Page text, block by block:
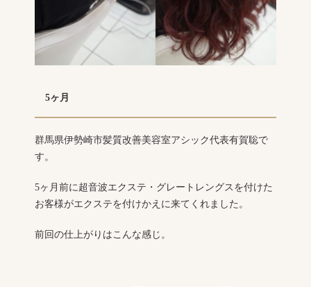
5ヶ月
群馬県伊勢崎市髪質改善美容室アシック代表有賀聡で
す。
5ヶ月前に超音波エクステ・グレートレングスを付けた
お客様がエクステを付けかえに来てくれました。
前回の仕上がりはこんな感じ。